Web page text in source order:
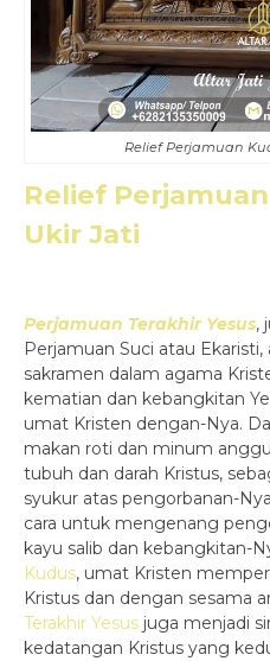
Relief Perjamuan
Relief
Ukir Jati
Perjamuan Terakhir Yesus,
Perjamuan Suci atau
sakramen dalam agama
kematian dan kebangkitan
umat Kristen dengan-Nya.
makan roti dan minum
tubuh dan darah Kristus,
syukur atas pengorbanan-
cara untuk mengenang
kayu salib dan kebangkitan-
Kudus, umat Kristen
Kristus dan dengan sesama
Terakhir Yesus juga menjadi
kedatangan Kristus yang